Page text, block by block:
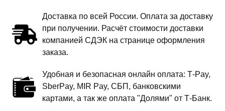
Доставка по всей России. Оплата за доставку
при получении. Расчёт стоимости доставки
компанией СДЭК на странице оформления
заказа.
Удобная и безопасная онлайн оплата: T‑Pay,
SberPay, MIR Pay, СБП, банковскими
картами, а так же оплата "Долями" от Т-Банк.